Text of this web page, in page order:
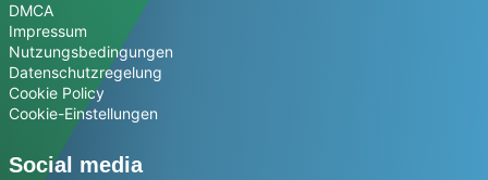
DMCA
Impressum
Nutzungsbedingungen
Datenschutzregelung
Cookie Policy
Cookie-Einstellungen
Social media